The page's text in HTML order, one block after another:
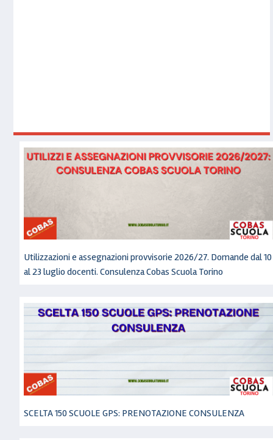
Utilizzazioni e assegnazioni provvisorie 2026/27. Domande dal 10
al 23 luglio docenti. Consulenza Cobas Scuola Torino
SCELTA 150 SCUOLE GPS: PRENOTAZIONE CONSULENZA